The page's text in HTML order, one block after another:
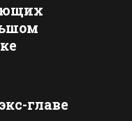
главе